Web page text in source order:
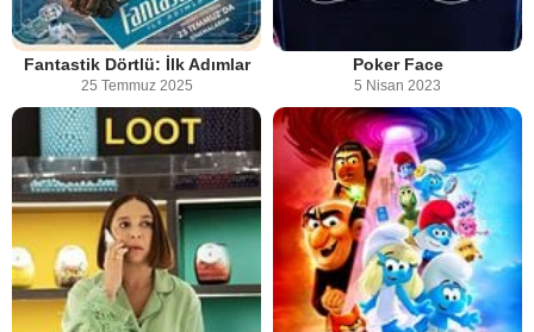
Fantastik Dörtlü: İlk Adımlar
25 Temmuz 2025
Poker Face
5 Nisan 2023